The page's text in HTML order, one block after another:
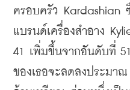
ครอบครัว
Kardashian
แบรนด์เครื่องสำอาง
41 เพิ่มขึ้นจากอันดับที่
ของเธอจะลดลงประมาณ